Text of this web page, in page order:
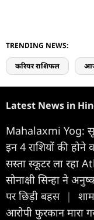
TRENDING NEWS:
करियर राशिफल
Latest News in
Mahalaxmi Yog:
इन 4 राशियों की होने
सस्ता स्कूटर ला रहा
सोनाक्षी सिन्हा ने
पर छिड़ी बहस |
आरोपी फुरकान मारा